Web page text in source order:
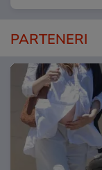
PARTENERI